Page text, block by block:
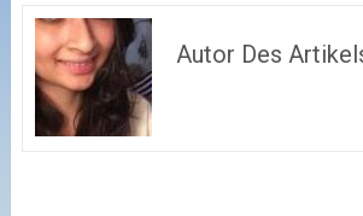
Autor Des